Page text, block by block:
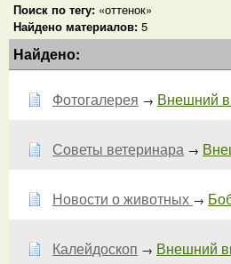
Поиск по тегу: «оттенок»
Найдено материалов: 5
Найдено:
Фотогалерея → Внешний
Советы ветеринара →
Новости о животных →
Калейдоскоп → Внешний